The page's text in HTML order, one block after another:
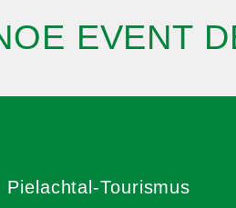
EVENT
Pielachtal-Tourismus